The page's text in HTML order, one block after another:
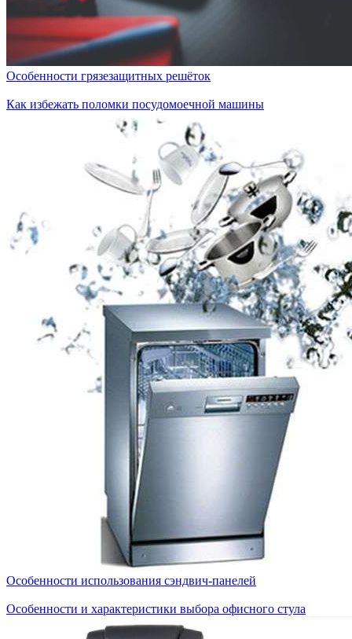
Особенности грязезащитных решёток
Как избежать поломки посудомоечной машины
Особенности использования сэндвич-панелей
Особенности и характеристики выбора офисного стула